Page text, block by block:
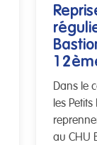
Dans le
les
au CHU